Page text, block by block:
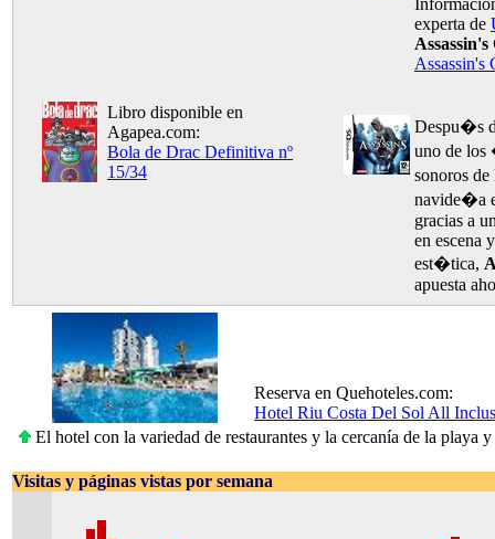
Libro disponible en
Agapea.com:
Bola de Drac Definitiva nº
15/34
experta de
Assassin's
Despu�s
uno de
sonoros
navide�a
gracias a
en escena
est�tica,
apuesta
Reserva en Quehoteles.com:
Hotel Riu Costa Del Sol All
El hotel con la variedad de restaurantes y la cercanía de la playa
Visitas y páginas vistas por semana